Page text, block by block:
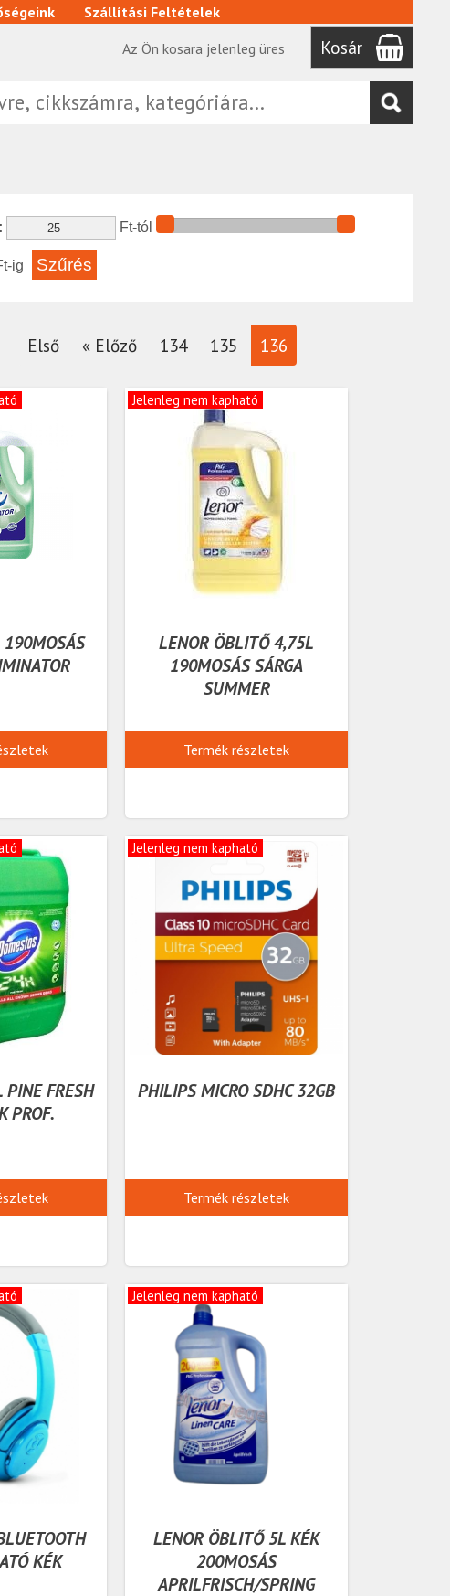
Szállítási Feltételek
Az Ön kosara jelenleg üres
Kosár
Ft-tól
ig
Első « Előző 134 135 136
Jelenleg nem kapható
LENOR ÖBLITŐ 4,75L
190MOSÁS SÁRGA
SUMMER
Termék részletek
PINE FRESH
PROF.
Jelenleg nem kapható
PHILIPS MICRO SDHC 32GB
Termék részletek
KÉK
Jelenleg nem kapható
LENOR ÖBLITŐ 5L KÉK
200MOSÁS
APRILFRISCH/SPRING